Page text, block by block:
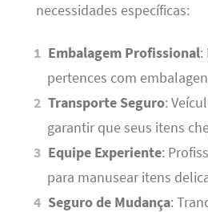
necessidades específicas:
Embalagem Profissional:
pertences com
Transporte Seguro:
garantir que seus itens
Equipe Experiente:
para manusear itens
Seguro de Mudança: